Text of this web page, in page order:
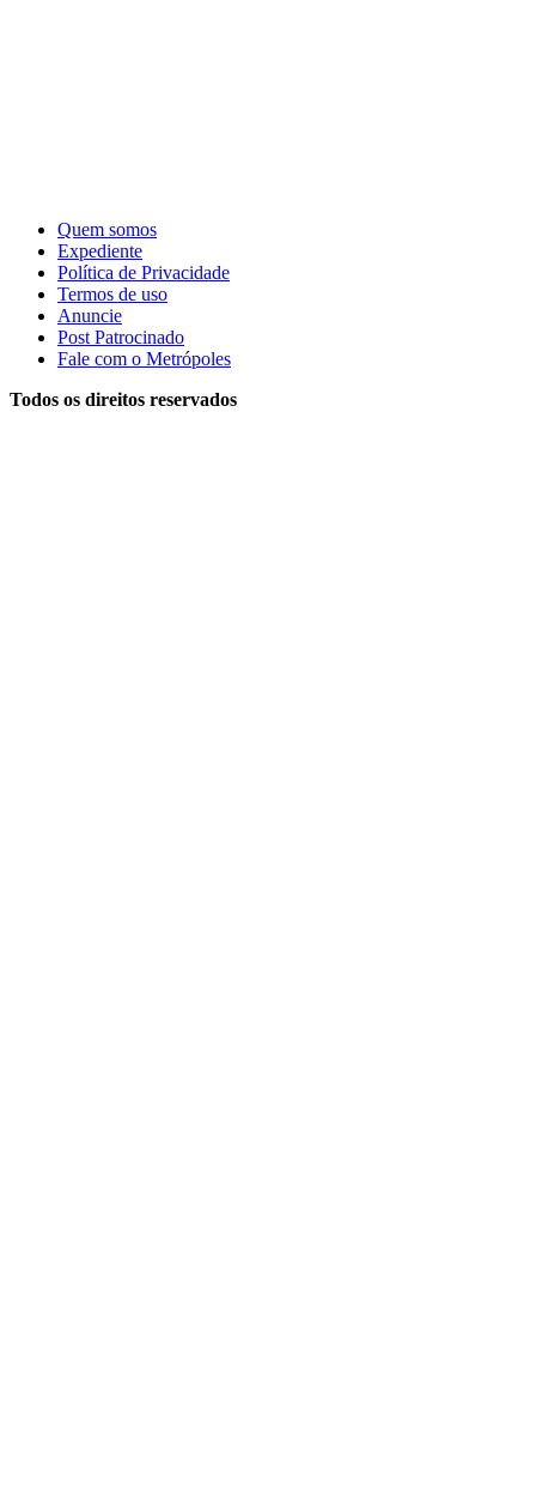
Quem somos
Expediente
Política de Privacidade
Termos de uso
Anuncie
Post Patrocinado
Fale com o Metrópoles
Todos os direitos reservados